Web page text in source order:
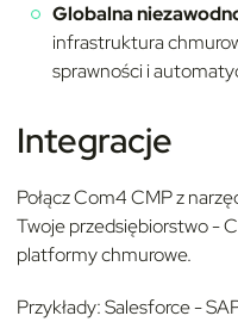
Globalna
infrastruktura
sprawności i
Integracje
Połącz Com4 CMP z
Twoje przedsiębiorstwo -
platformy chmurowe.
Przykłady: Salesforce -